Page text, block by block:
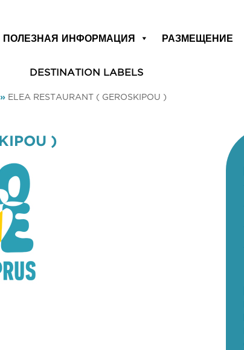
ПОЛЕЗНАЯ ИНФОРМАЦИЯ РАЗМЕЩЕНИЕ
DESTINATION LABELS
ELEA RESTAURANT ( GEROSKIPOU )
)